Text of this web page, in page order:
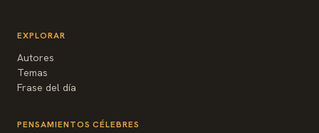
EXPLORAR
Autores
Temas
Frase del día
PENSAMIENTOS CÉLEBRES